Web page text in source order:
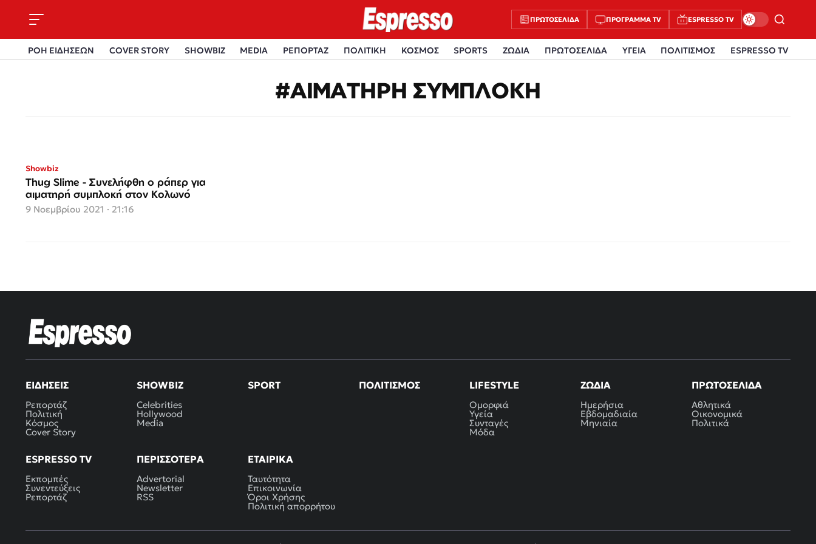
ΠΡΩΤΟΣΈΛΙΔΑ ΠΡΌΓΡΑΜΜΑ TV ESPRESSO TV
ΡΟΗ ΕΙΔΗΣΕΩΝ COVER STORY SHOWBIZ MEDIA ΡΕΠΟΡΤΑΖ ΠΟΛΙΤΙΚΗ ΚΟΣΜΟΣ SPORTS ΖΩΔΙΑ ΠΡΩΤΟΣΕΛΙΔΑ ΥΓΕΙΑ ΠΟΛΙΤΙΣΜΟΣ ESPRESSO TV
#ΑΙΜΑΤΗΡΗ ΣΥΜΠΛΟΚΗ
Showbiz
Thug Slime - Συνελήφθη ο ράπερ για
αιματηρή συμπλοκή στον Κολωνό
9 Νοεμβρίου 2021 · 21:16
ΕΙΔΉΣΕΙΣ
Ρεπορτάζ
Πολιτική
Κόσμος
Cover Story
SHOWBIZ
Celebrities
Hollywood
Media
SPORT ΠΟΛΙΤΙΣΜΌΣ LIFESTYLE
Ομορφιά
Υγεία
Συνταγές
Μόδα
ΖΏΔΙΑ
Ημερήσια
Εβδομαδιαία
Μηνιαία
ΠΡΩΤΟΣΈΛΙΔΑ
Αθλητικά
Οικονομικά
Πολιτικά
ESPRESSO TV
Εκπομπές
Συνεντεύξεις
Ρεπορτάζ
ΠΕΡΙΣΣΌΤΕΡΑ
Advertorial
Newsletter
RSS
ΕΤΑΙΡΙΚΆ
Ταυτότητα
Επικοινωνία
Όροι Χρήσης
Πολιτική απορρήτου